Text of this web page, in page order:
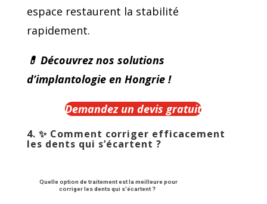
espace restaurent la stabilité
rapidement.
💊 Découvrez nos solutions
d’implantologie en Hongrie !
Demandez un devis gratuit
4. ✨Comment corriger efficacement
les dents qui s’écartent ?
Quelle option de traitement est la meilleure pour
corriger les dents qui s'écartent ?